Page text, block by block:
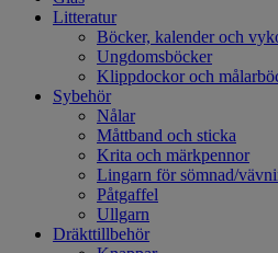
Litteratur
Böcker, kalender och
Ungdomsböcker
Klippdockor och
Sybehör
Nålar
Måttband och sticka
Krita och märkpennor
Lingarn för sömnad/
Påtgaffel
Ullgarn
Dräkttillbehör